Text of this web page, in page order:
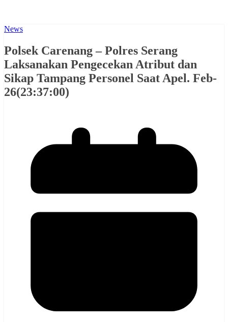
News
Polsek Carenang – Polres Serang
Laksanakan Pengecekan Atribut dan
Sikap Tampang Personel Saat Apel. Feb-
26(23:37:00)